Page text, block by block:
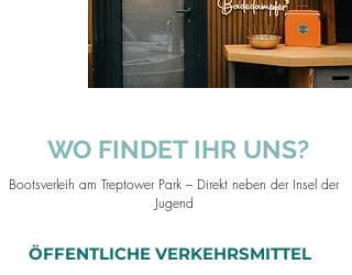
WO FINDET IHR UNS?
Bootsverleih am Treptower Park – Direkt neben der Insel der
Jugend
ÖFFENTLICHE VERKEHRSMITTEL